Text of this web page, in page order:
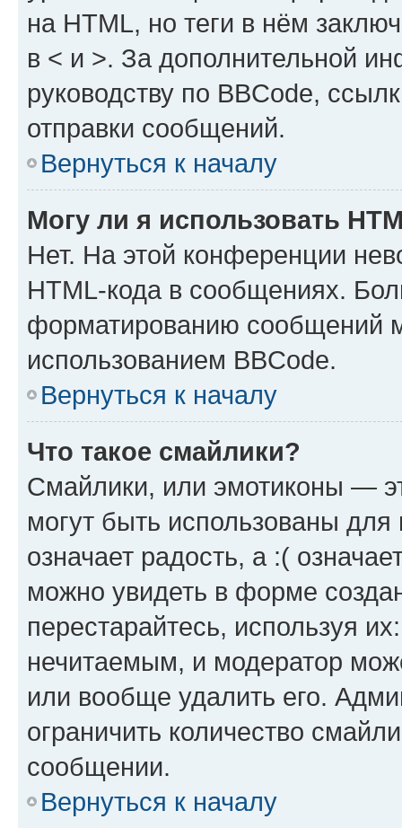
на HTML, но теги в нём
в < и >. За дополнительной
руководству по BBCode,
отправки сообщений.
Вернуться к началу
Могу ли я использовать
Нет. На этой конференции
HTML-кода в сообщениях.
форматированию сообщений
использованием BBCode.
Вернуться к началу
Что такое смайлики?
Смайлики, или эмотиконы —
могут быть использованы
означает радость, а :(
можно увидеть в форме
перестарайтесь, используя
нечитаемым, и модератор
или вообще удалить его.
ограничить количество
сообщении.
Вернуться к началу